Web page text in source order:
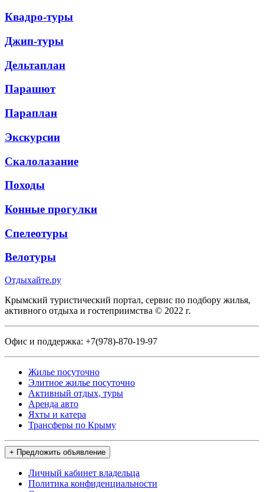
Квадро-туры
Джип-туры
Дельтаплан
Парашют
Параплан
Экскурсии
Скалолазание
Походы
Конные прогулки
Спелеотуры
Велотуры
Отдыхайте.ру
Крымский туристический портал, сервис по подбору жилья,
активного отдыха и гостеприимства © 2022 г.
Офис и поддержка: +7(978)-870-19-97
Жилье посуточно
Элитное жилье посуточно
Активный отдых, туры
Аренда авто
Яхты и катера
Трансферы по Крыму
+ Предложить объявление
Личный кабинет владельца
Политика конфиденциальности